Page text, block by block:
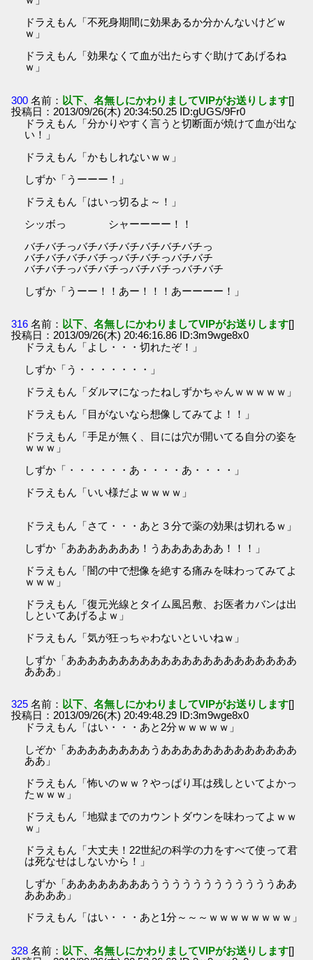
ドラえもん「不死身期間に効果あるか分かんないけどｗ
ｗ」
ドラえもん「効果なくて血が出たらすぐ助けてあげるね
ｗ」
300 名前： 以下、名無しにかわりましてVIPがお送りします[]
投稿日：2013/09/26(木) 20:34:50.25 ID:gUGS/9Fr0
ドラえもん「分かりやすく言うと切断面が焼けて血が出な
い！」
ドラえもん「かもしれないｗｗ」
しずか「うーーー！」
ドラえもん「はいっ切るよ～！」
シッボっ シャーーーー！！
バチバチっバチバチバチバチバチバチっ
バチバチバチバチっバチバチっバチバチ
バチバチっバチバチっバチバチっバチバチ
しずか「うーー！！あー！！！あーーーー！」
316 名前： 以下、名無しにかわりましてVIPがお送りします[]
投稿日：2013/09/26(木) 20:46:16.86 ID:3m9wge8x0
ドラえもん「よし・・・切れたぞ！」
しずか「う・・・・・・・」
ドラえもん「ダルマになったねしずかちゃんｗｗｗｗｗ」
ドラえもん「目がないなら想像してみてよ！！」
ドラえもん「手足が無く、目には穴が開いてる自分の姿を
ｗｗｗ」
しずか「・・・・・・あ・・・・あ・・・・」
ドラえもん「いい様だよｗｗｗｗ」
ドラえもん「さて・・・あと３分で薬の効果は切れるｗ」
しずか「あああああああ！うああああああ！！！」
ドラえもん「闇の中で想像を絶する痛みを味わってみてよ
ｗｗｗ」
ドラえもん「復元光線とタイム風呂敷、お医者カバンは出
しといてあげるよｗ」
ドラえもん「気が狂っちゃわないといいねｗ」
しずか「ああああああああああああああああああああああ
あああ」
325 名前： 以下、名無しにかわりましてVIPがお送りします[]
投稿日：2013/09/26(木) 20:49:48.29 ID:3m9wge8x0
ドラえもん「はい・・・あと2分ｗｗｗｗｗ」
しぞか「ああああああああうあああああああああああああ
ああ」
ドラえもん「怖いのｗｗ？やっぱり耳は残しといてよかっ
たｗｗｗ」
ドラえもん「地獄までのカウントダウンを味わってよｗｗ
ｗ」
ドラえもん「大丈夫！22世紀の科学の力をすべて使って君
は死なせはしないから！」
しずか「ああああああああううううううううううううああ
ああああ」
ドラえもん「はい・・・あと1分～～～ｗｗｗｗｗｗｗｗ」
328 名前： 以下、名無しにかわりましてVIPがお送りします[]